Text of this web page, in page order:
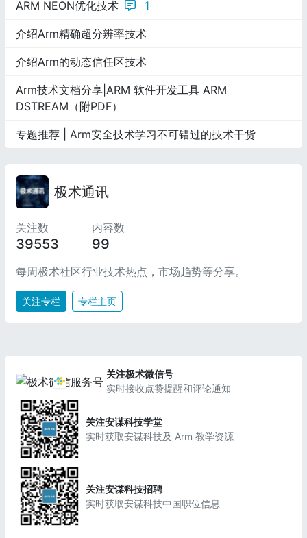
ARM NEON优化技术 1
介绍Arm精确超分辨率技术
介绍Arm的动态信任区技术
Arm技术文档分享|ARM 软件开发工具 ARM
DSTREAM（附PDF）
专题推荐 | Arm安全技术学习不可错过的技术干货
极术通讯
关注数
39553
内容数
99
每周极术社区行业技术热点，市场趋势等分享。
关注专栏 专栏主页
关注极术微信号
实时接收点赞提醒和评论通知
关注安谋科技学堂
实时获取安谋科技及 Arm 教学资源
关注安谋科技招聘
实时获取安谋科技中国职位信息